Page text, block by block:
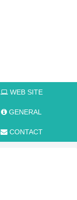
WEB SITE
GENERAL
CONTACT